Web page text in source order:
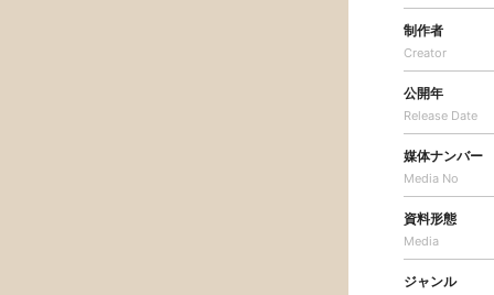
制作者
Creator
公開年
Release Date
媒体ナンバー
Media No
資料形態
Media
ジャンル